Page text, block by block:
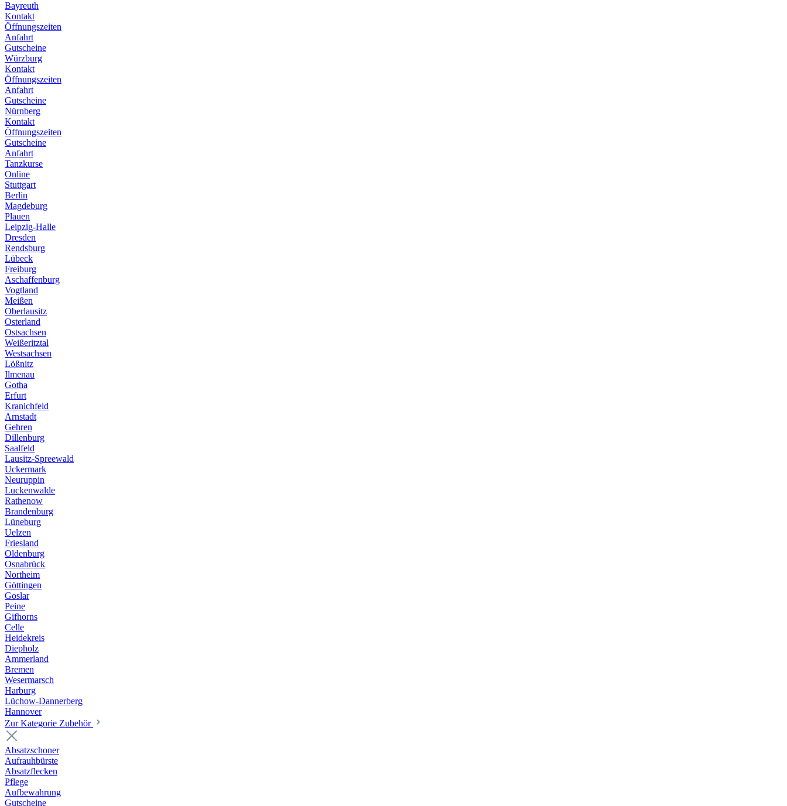
Bayreuth
Kontakt
Öffnungszeiten
Anfahrt
Gutscheine
Würzburg
Kontakt
Öffnungszeiten
Anfahrt
Gutscheine
Nürnberg
Kontakt
Öffnungszeiten
Gutscheine
Anfahrt
Tanzkurse
Online
Stuttgart
Berlin
Magdeburg
Plauen
Leipzig-Halle
Dresden
Rendsburg
Lübeck
Freiburg
Aschaffenburg
Vogtland
Meißen
Oberlausitz
Osterland
Ostsachsen
Weißeritztal
Westsachsen
Lößnitz
Ilmenau
Gotha
Erfurt
Kranichfeld
Arnstadt
Gehren
Dillenburg
Saalfeld
Lausitz-Spreewald
Uckermark
Neuruppin
Luckenwalde
Rathenow
Brandenburg
Lüneburg
Uelzen
Friesland
Oldenburg
Osnabrück
Northeim
Göttingen
Goslar
Peine
Gifhorns
Celle
Heidekreis
Diepholz
Ammerland
Bremen
Wesermarsch
Harburg
Lüchow-Dannerberg
Hannover
Zur Kategorie Zubehör
Absatzschoner
Aufrauhbürste
Absatzflecken
Pflege
Aufbewahrung
Gutscheine